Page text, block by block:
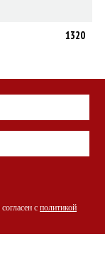
1320
с политикой